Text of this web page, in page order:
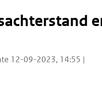
12-09-2023, 14:55 |